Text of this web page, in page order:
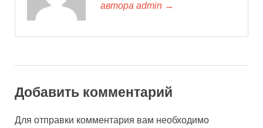
автора admin →
Добавить комментарий
Для отправки комментария вам необходимо